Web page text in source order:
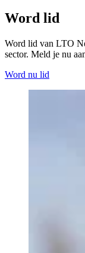
Word lid
Word lid van LTO
sector. Meld je nu
Word nu lid